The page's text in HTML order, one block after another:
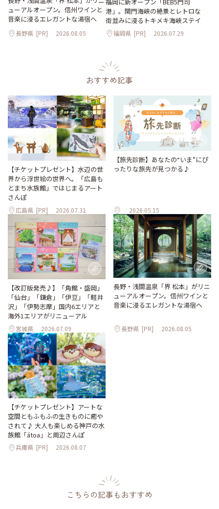
ューアルオープン。信州ワインと
音楽に浸るエレガントな湯宿へ
長野県 [PR] 2026.08.05
港」。関門海峡の絶景とレトロな
街並みに浸るトキメキ海峡ステイ
福岡県 [PR] 2026.07.29
おすすめ記事
【チケットプレゼント】水辺の世
界から浮世絵の世界へ。「広島も
とまち水族館」ではじまるアート
さんぽ
広島県 [PR] 2026.07.31
【旅先診断】あなたの“いま”にぴ
ったりな旅先が見つかる♪
2026.05.15
【改訂版発売♪】「角館・盛岡」
「仙台」「鎌倉」「伊豆」「軽井
沢」「伊勢志摩」国内6エリアと
海外1エリアがリニューアル
宮城県 2026.07.09
長野・浅間温泉「界 松本」がリニ
ューアルオープン。信州ワインと
音楽に浸るエレガントな湯宿へ
長野県 [PR] 2026.08.05
【チケットプレゼント】アートな
空間ともふもふの生きものに癒や
されて♪ 大人も楽しめる神戸の水
族館「átoa」と周辺さんぽ
兵庫県 [PR] 2026.08.07
こちらの記事もおすすめ